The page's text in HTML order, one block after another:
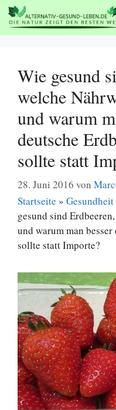
Zum
Inhalt
springen
Wie gesund
welche
und warum
deutsche
sollte statt
28. Juni 2016 von
Startseite » Gesundheit
gesund sind
und warum man
sollte statt Importe?